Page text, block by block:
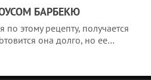
БАРБЕКЮ
этому рецепту, получается
она долго, но ее…